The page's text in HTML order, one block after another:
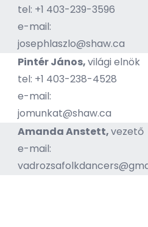
tel: +1 403-239-3596
e-mail:
josephlaszlo@shaw.ca
Pintér János,világi elnök
tel: +1 403-238-4528
e-mail:
jomunkat@shaw.ca
Amanda Anstett,vezető
e-mail: